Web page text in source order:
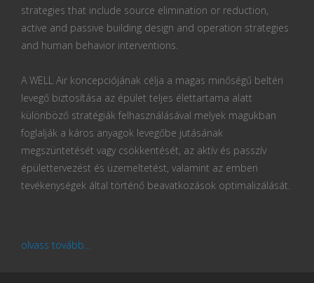
strategies that include source elimination or reduction,
active and passive building design and operation strategies
and human behavior interventions.
A WELL Air koncepciójának célja a magas minőségű beltéri
levegő biztosítása az épület teljes élettartama alatt
különböző stratégiák felhasználásával melyek magukban
foglalják a káros anyagok levegőbe jutásának
megszüntetését vagy csökkentését, az aktív és passzív
épülettervezést és üzemeltetést, valamint az emberi
tevékenységek által történő beavatkozások optimalizálását.
olvass tovább...